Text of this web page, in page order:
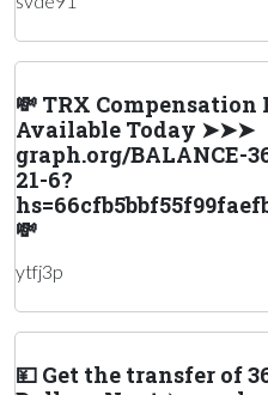
💸 TRX Compensation
Available Today ➤➤➤
graph.org/BALANCE-
21-6?
💸
ytfj3p
💴 Get the transfer of